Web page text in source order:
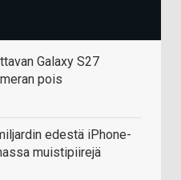
Galaxy S27
pois
edestä iPhone-
muistipiirejä